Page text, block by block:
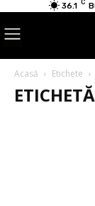
36.1 C
Acasă Etichete